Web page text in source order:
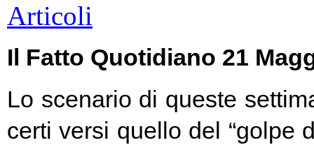
Articoli
Il Fatto Quotidiano 21
Lo scenario di queste
certi versi quello del “golpe